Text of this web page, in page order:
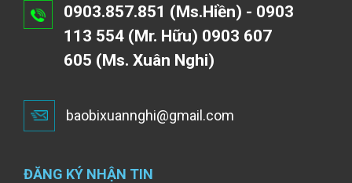
0903.857.851 (Ms.Hiền) - 0903
113 554 (Mr. Hữu) 0903 607
605 (Ms. Xuân Nghi)
baobixuannghi@gmail.com
ĐĂNG KÝ NHẬN TIN